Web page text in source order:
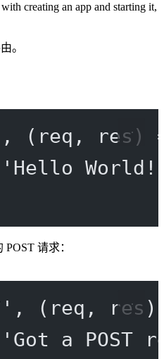
creating an app and starting it,
。
, ( req , res)
'Hello
请求：
, ( req , res
'Got a POST